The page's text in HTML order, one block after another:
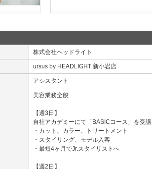
株式会社ヘッドライト
ursus by HEADLIGHT 新小岩店
アシスタント
美容業務全般
【週3日】
自社アカデミーにて「BASICコース」を受講
・カット、カラー、トリートメント
・スタイリング、モデル入客
・最短4ヶ月でJr.スタイリストへ
【週2日】